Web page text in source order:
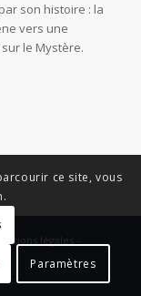
son histoire : la
vers une
le Mystère.
légales -
ce site, vous
Paramètres